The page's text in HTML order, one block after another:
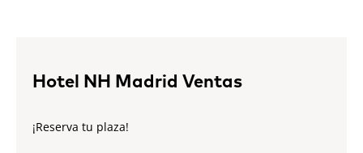
Hotel NH Madrid Ventas
¡Reserva tu plaza!